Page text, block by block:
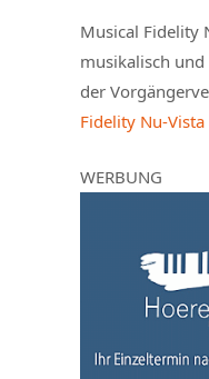
Musical Fidelity
musikalisch
der
Fidelity Nu-
WERBUNG